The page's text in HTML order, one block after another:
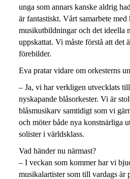
unga som annars kanske aldrig
är fantastiskt. Vårt samarbete
musikutbildningar och det ideella
uppskattat. Vi måste förstå att det
förebilder.
Eva pratar vidare om orkesterns
– Ja, vi har verkligen utvecklats
nyskapande blåsorkester. Vi är
blåsmusikarv samtidigt som vi
och möter både nya konstnärliga
solister i världsklass.
Vad händer nu närmast?
– I veckan som kommer har vi
musikalartister som till vardags är